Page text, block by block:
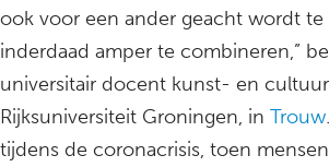
ook voor een ander geacht wordt te
inderdaad amper te combineren,”
universitair docent kunst- en
Rijksuniversiteit Groningen, in Trouw
tijdens de coronacrisis, toen